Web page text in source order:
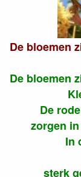
De bloemen
De bloemen
De
zorgen
In
sterk